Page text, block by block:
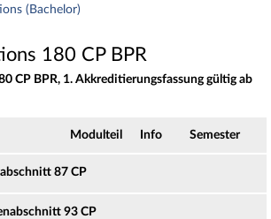
Fußzeile- Studienangebot von A
(Bachelor)
180 CP BPR
CP BPR, 1. Akkreditierungsfassung gültig ab
Modulteil Info Semester
87 CP
93 CP